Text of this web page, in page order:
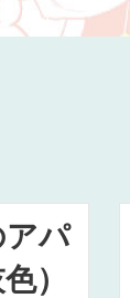
パ
）